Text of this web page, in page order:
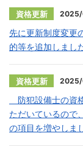
資格更新
先に更新制度変更
的等を追加しまし
資格更新
防犯設備士の資
ただいているので
の項目を増やしま